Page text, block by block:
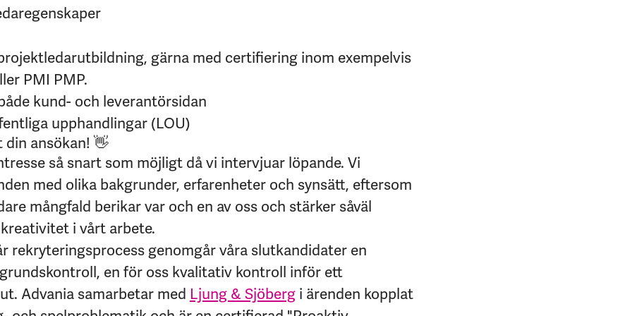
gärna med certifiering inom exempelvis
PMI PMP.
kund- och leverantörsidan
upphandlingar (LOU)
din ansökan! 👋
så snart som möjligt då vi intervjuar löpande. Vi
med olika bakgrunder, erfarenheter och synsätt, eftersom
mångfald berikar var och en av oss och stärker såväl
i vårt arbete.
rekryteringsprocess genomgår våra slutkandidater en
en för oss kvalitativ kontroll inför ett
Advania samarbetar med Ljung & Sjöberg i ärenden kopplat